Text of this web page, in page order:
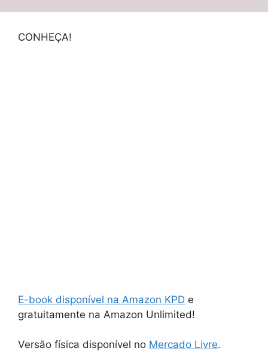
CONHEÇA!
E-book disponível na Amazon KPD e
gratuitamente na Amazon Unlimited!
Versão física disponível no Mercado Livre.